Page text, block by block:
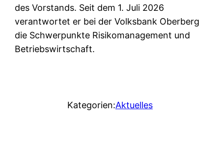
des Vorstands. Seit dem 1. Juli 2026
verantwortet er bei der Volksbank Oberberg
die Schwerpunkte Risikomanagement und
Betriebswirtschaft.
Kategorien:Aktuelles